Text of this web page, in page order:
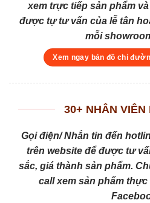
xem trực tiếp sản phẩm
được tự tư vấn của lễ tân
mỗi
Xem ngay bản đồ chỉ
30+ NHÂN VIÊN
Gọi điện/ Nhắn tin đến
trên website để được tư
sắc, giá thành sản phẩm.
call xem sản phẩm